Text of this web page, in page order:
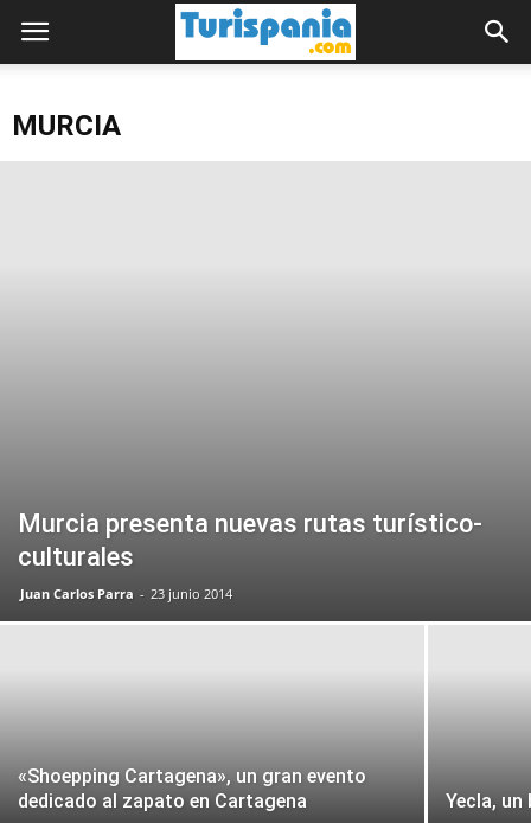
MURCIA
Murcia presenta nuevas rutas turístico-
culturales
Juan Carlos Parra - 23 junio 2014
«Shoepping Cartagena», un gran evento
dedicado al zapato en Cartagena
Yecla,